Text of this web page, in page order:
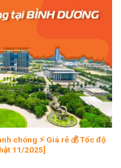
chóng ⚡ Giá rẻ 💰 Tốc độ
11/2025]